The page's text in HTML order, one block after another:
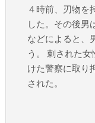
４時前、刃物を
した。その後男
などによると、
う。 刺された
けた警察に取り
された。